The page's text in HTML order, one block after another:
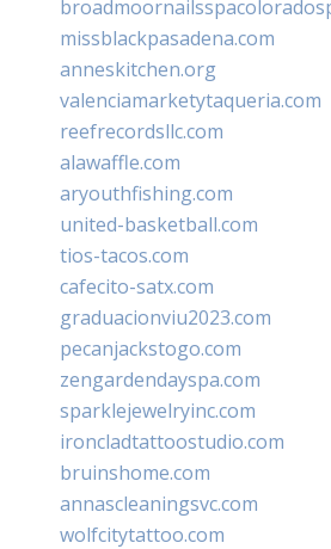
missblackpasadena.com
anneskitchen.org
valenciamarketytaqueria.com
reefrecordsllc.com
alawaffle.com
aryouthfishing.com
united-basketball.com
tios-tacos.com
cafecito-satx.com
graduacionviu2023.com
pecanjackstogo.com
zengardendayspa.com
sparklejewelryinc.com
ironcladtattoostudio.com
bruinshome.com
annascleaningsvc.com
wolfcitytattoo.com